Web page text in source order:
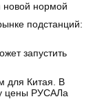
новой нормой
подстанций:
запустить
для Китая. В
цены РУСАЛа